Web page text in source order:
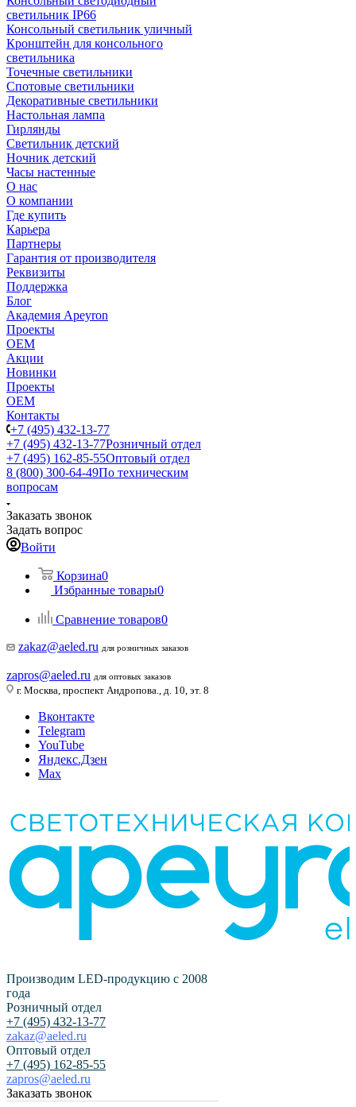
светильник IP66
Консольный светильник уличный
Кронштейн для консольного
светильника
Точечные светильники
Спотовые светильники
Декоративные светильники
Настольная лампа
Гирлянды
Светильник детский
Ночник детский
Часы настенные
О нас
О компании
Где купить
Карьера
Партнеры
Гарантия от производителя
Реквизиты
Поддержка
Блог
Академия Apeyron
Проекты
ОЕМ
Акции
Новинки
Проекты
ОЕМ
Контакты
+7 (495) 432-13-77
+7 (495) 432-13-77Розничный отдел
+7 (495) 162-85-55Оптовый отдел
8 (800) 300-64-49По техническим
вопросам
Заказать звонок
Задать вопрос
Войти
Корзина0
Избранные товары0
Сравнение товаров0
zakaz@aeled.ru для розничных заказов
zapros@aeled.ru для оптовых заказов
г. Москва, проспект Андропова., д. 10, эт. 8
Вконтакте
Telegram
YouTube
Яндекс.Дзен
Max
Производим LED-продукцию с 2008
года
Розничный отдел
+7 (495) 432-13-77
zakaz@aeled.ru
Оптовый отдел
+7 (495) 162-85-55
zapros@aeled.ru
Заказать звонок